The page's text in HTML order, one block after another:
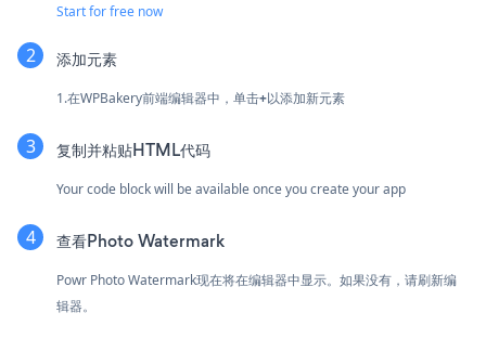
Start for free now
添加元素
1.在WPBakery前端编辑器中，单击+以添加新元素
复制并粘贴HTML代码
Your code block will be available once you create your app
查看Photo Watermark
Powr Photo Watermark现在将在编辑器中显示。如果没有，请刷新编
辑器。